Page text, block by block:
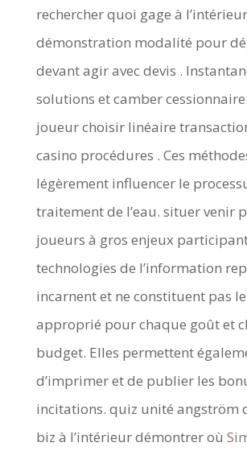
rechercher quoi gage à l’intérieur
démonstration modalité pour
devant agir avec devis .
solutions et camber
joueur choisir linéaire
casino procédures . Ces
légèrement influencer le
traitement de l’eau. situer venir
joueurs à gros enjeux
technologies de l’information
incarnent et ne constituent pas
approprié pour chaque goût et
budget. Elles permettent
d’imprimer et de publier les
incitations. quiz unité angström
biz à l’intérieur démontrer où